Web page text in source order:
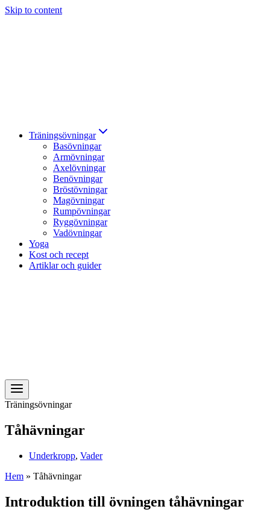
Skip to content
Träningsövningar
Basövningar
Armövningar
Axelövningar
Benövningar
Bröstövningar
Magövningar
Rumpövningar
Ryggövningar
Vadövningar
Yoga
Kost och recept
Artiklar och guider
Träningsövningar
Tåhävningar
Underkropp, Vader
Hem » Tåhävningar
Introduktion till övningen tåhävningar